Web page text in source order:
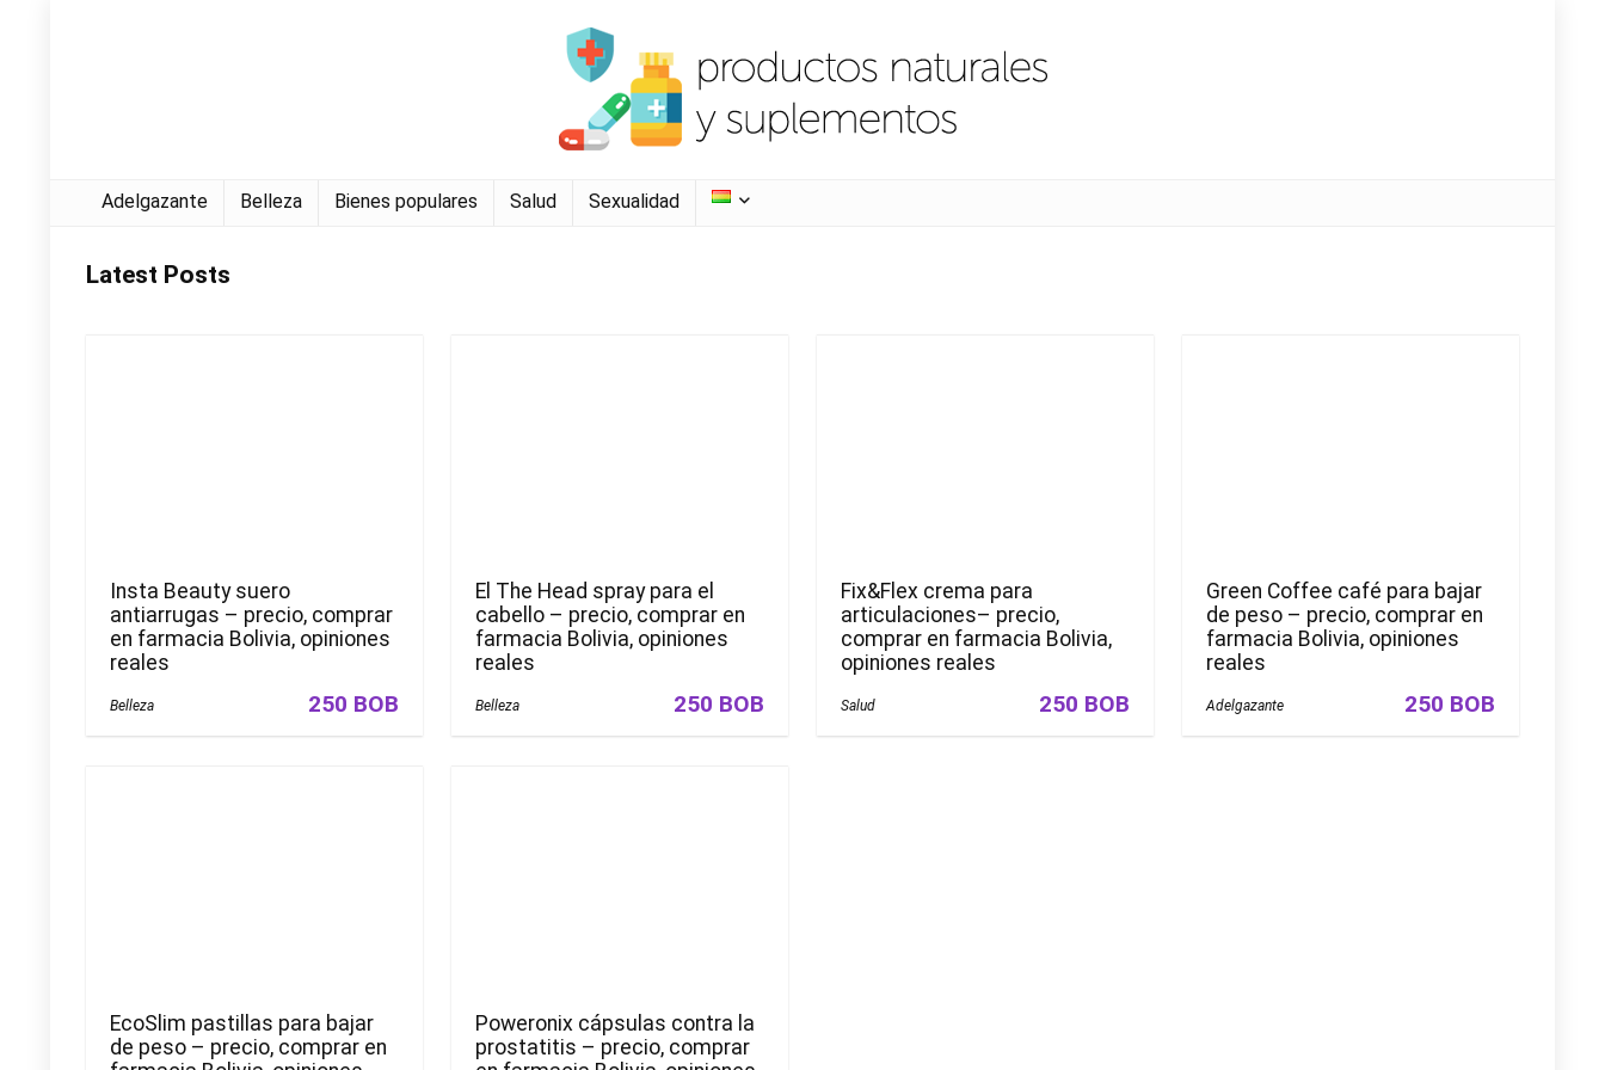
Adelgazante Belleza Bienes populares Salud Sexualidad
Latest Posts
Insta Beauty suero
antiarrugas – precio, comprar
en farmacia Bolivia, opiniones
reales
Belleza 250 BOB
El The Head spray para el
cabello – precio, comprar en
farmacia Bolivia, opiniones
reales
Belleza 250 BOB
Fix&Flex crema para
articulaciones– precio,
comprar en farmacia Bolivia,
opiniones reales
Salud 250 BOB
Green Coffee café para bajar
de peso – precio, comprar en
farmacia Bolivia, opiniones
reales
Adelgazante 250 BOB
EcoSlim рastillas para bajar
de peso – precio, comprar en
Poweronix сápsulas contra la
prostatitis – precio, comprar